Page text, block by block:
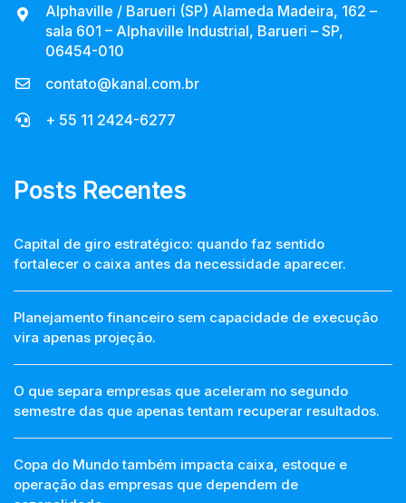
Alphaville / Barueri (SP) Alameda Madeira, 162 –
sala 601 – Alphaville Industrial, Barueri – SP,
06454-010
contato@kanal.com.br
+ 55 11 2424-6277
Posts Recentes
Capital de giro estratégico: quando faz sentido
fortalecer o caixa antes da necessidade aparecer.
Planejamento financeiro sem capacidade de execução
vira apenas projeção.
O que separa empresas que aceleram no segundo
semestre das que apenas tentam recuperar resultados.
Copa do Mundo também impacta caixa, estoque e
operação das empresas que dependem de